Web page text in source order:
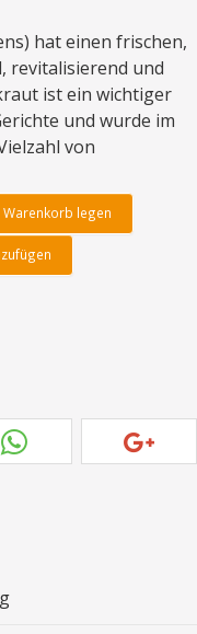
hat einen frischen,
revitalisierend und
ist ein wichtiger
und wurde im
von
Warenkorb legen